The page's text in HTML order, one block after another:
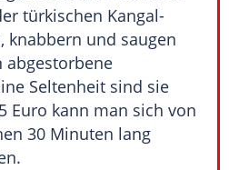
türkischen Kangal-
knabbern und saugen
Seltenheit sind sie
Euro kann man sich von
30 Minuten lang